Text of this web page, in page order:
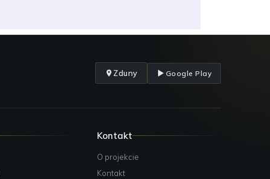
Zduny Google Play
Kontakt
O projekcie
Kontakt